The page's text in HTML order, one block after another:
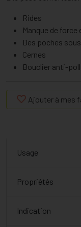
Rides
Manque de
Des poches
Cernes
Bouclier anti-
Ajouter à mes
Usage
Propriétés
Indication